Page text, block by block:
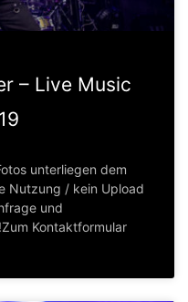
– Live Music
unterliegen dem
Nutzung / kein Upload
und
Kontaktformular